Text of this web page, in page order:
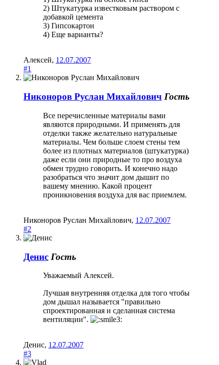
2) Штукатурка известковым раствором с
добавкой цемента
3) Гипсокартон
4) Еще варианты?
Алексей, 12.07.2007
#1
Никоноров Руслан Михайлович Гость
Все перечисленные материалы вами
являются природными. И применять для
отделки также желательно натуральные
материалы. Чем больше слоем стены тем
более из плотных материалов (штукатурка)
даже если они природные то про воздуха
обмен трудно говорить. И конечно надо
разобраться что значит дом дышит по
вашему мнению. Какой процент
проникновения воздуха для вас приемлем.
Никоноров Руслан Михайлович, 12.07.2007
#2
Денис Гость
Уважаемый Алексей.
Лучшая внутренняя отделка для того чтобы
дом дышал называется "правильно
спроектированная и сделанная система
вентиляции".
Денис, 12.07.2007
#3